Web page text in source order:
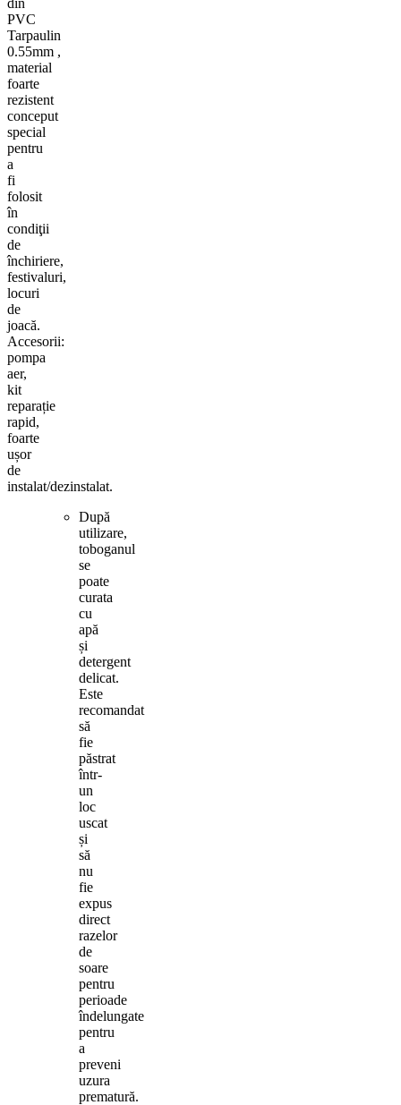
PVC
Tarpaulin
0.55mm ,
material
foarte
rezistent
conceput
special
pentru
a
fi
folosit
în
condiţii
de
închiriere,
festivaluri,
locuri
de
joacă.
Accesorii:
pompa
aer,
kit
reparație
rapid,
foarte
ușor
de
instalat/dezinstalat.
După
utilizare,
toboganul
se
poate
curata
cu
apă
și
detergent
delicat.
Este
recomandat
să
fie
păstrat
într-
un
loc
uscat
și
să
nu
fie
expus
direct
razelor
de
soare
pentru
perioade
îndelungate
pentru
a
preveni
uzura
prematură.